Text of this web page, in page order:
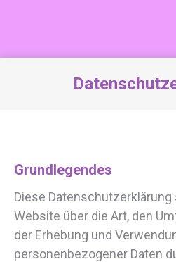
Grundlegendes
Diese
Website über die Art, den
der Erhebung und
personenbezogener Daten